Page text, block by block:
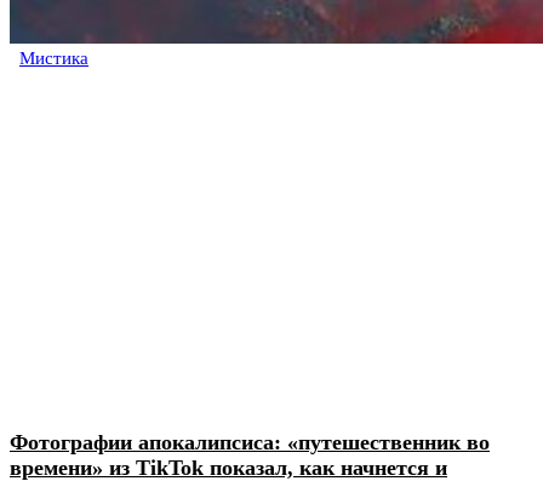
Мистика
Фотографии апокалипсиса: «путешественник во
времени» из TikTok показал, как начнется и